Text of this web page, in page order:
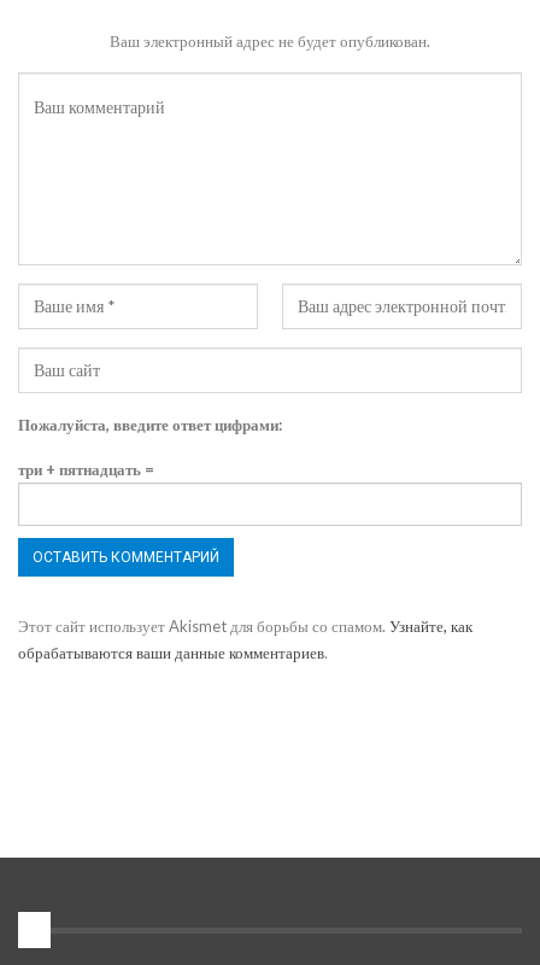
Ваш электронный адрес не будет опубликован.
Пожалуйста, введите ответ цифрами:
три + пятнадцать =
Этот сайт использует Akismet для борьбы со спамом. Узнайте, как
обрабатываются ваши данные комментариев.